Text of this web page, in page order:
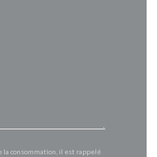
la consommation, il est rappelé